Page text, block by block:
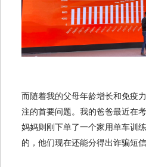
而随着我的父母年龄增长和免疫
注的首要问题。我的爸爸最近在
妈妈则刚下单了一个家用单车训
的，他们现在还能分得出诈骗短